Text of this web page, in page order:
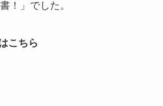
テを味わう
ウアーに学ぶ
！」でした。
こちら